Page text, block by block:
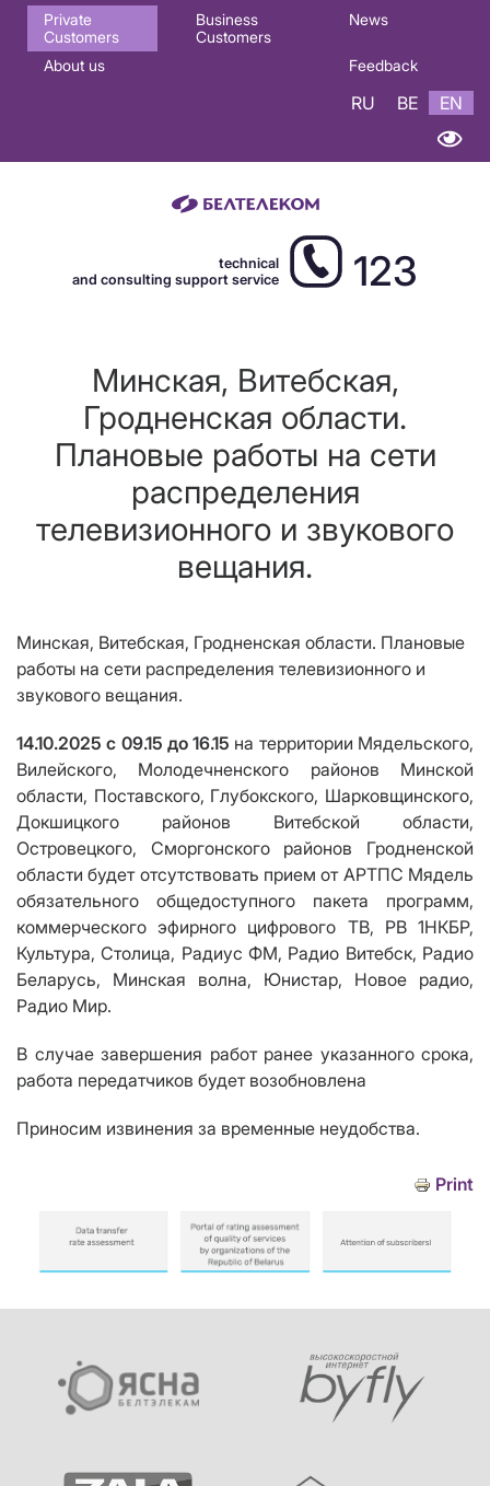
Основная
навигация
Private
Customers
Business
Customers
News
About us Feedback
RU BE EN
technical
and consulting support service
123
Минская, Витебская,
Гродненская области.
Плановые работы на сети
распределения
телевизионного и звукового
вещания.
Минская, Витебская, Гродненская области. Плановые
работы на сети распределения телевизионного и
звукового вещания.
14.10.2025c 09.15 до 16.15 на территории Мядельского,
Вилейского, Молодечненского районов Минской
области, Поставского, Глубокского, Шарковщинского,
Докшицкого районов Витебской области,
Островецкого, Сморгонского районов Гродненской
области будет отсутствовать прием от АРТПС Мядель
обязательного общедоступного пакета программ,
коммерческого эфирного цифрового ТВ, РВ 1НКБР,
Культура, Столица, Радиус ФМ, Радио Витебск, Радио
Беларусь, Минская волна, Юнистар, Новое радио,
Радио Мир.
В случае завершения работ ранее указанного срока,
работа передатчиков будет возобновлена
Приносим извинения за временные неудобства.
Print